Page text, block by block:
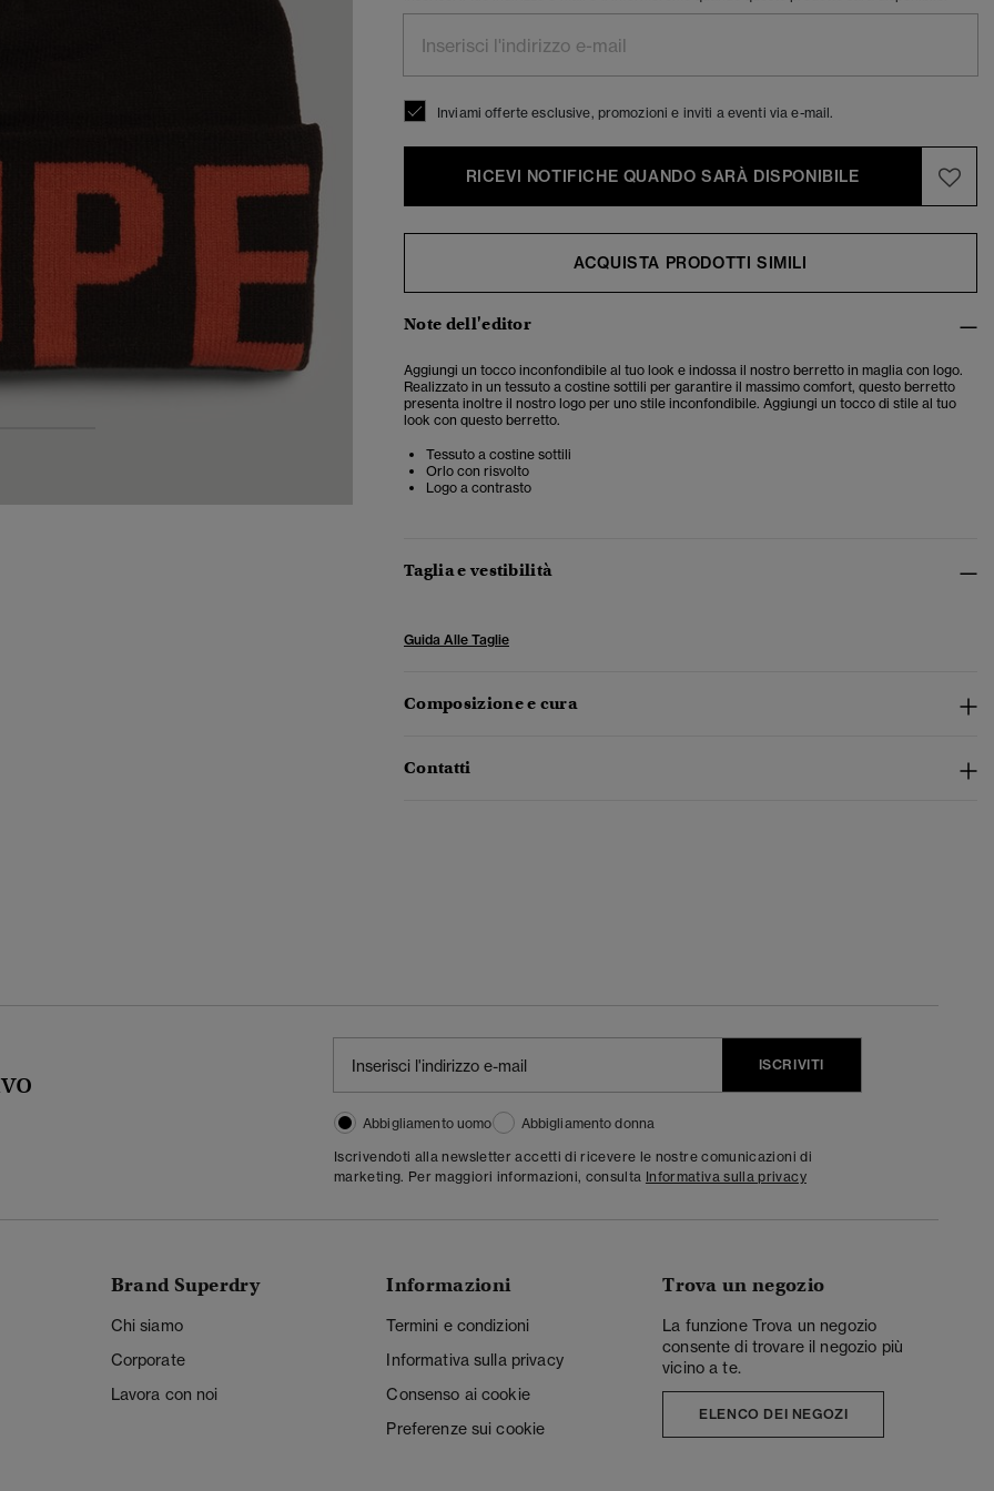
Inviami offerte esclusive, promozioni e inviti a eventi via e-mail.
RICEVI NOTIFICHE QUANDO SARÀ DISPONIBILE
ACQUISTA PRODOTTI SIMILI
Note dell'editor
Aggiungi un tocco inconfondibile al tuo look e indossa il nostro berretto in maglia con logo.
Realizzato in un tessuto a costine sottili per garantire il massimo comfort, questo berretto
presenta inoltre il nostro logo per uno stile inconfondibile. Aggiungi un tocco di stile al tuo
look con questo berretto.
Tessuto a costine sottili
Orlo con risvolto
Logo a contrasto
Taglia e vestibilità
Guida Alle Taglie
Composizione e cura
Contatti
ISCRIVITI
Abbigliamento uomo
Abbigliamento donna
Iscrivendoti alla newsletter accetti di ricevere le nostre comunicazioni di
marketing. Per maggiori informazioni, consulta Informativa sulla privacy
Brand Superdry
Chi siamo
Corporate
Lavora con noi
Informazioni
Termini e condizioni
Informativa sulla privacy
Consenso ai cookie
Preferenze sui cookie
Trova un negozio
La funzione Trova un negozio
consente di trovare il negozio più
vicino a te.
ELENCO DEI NEGOZI